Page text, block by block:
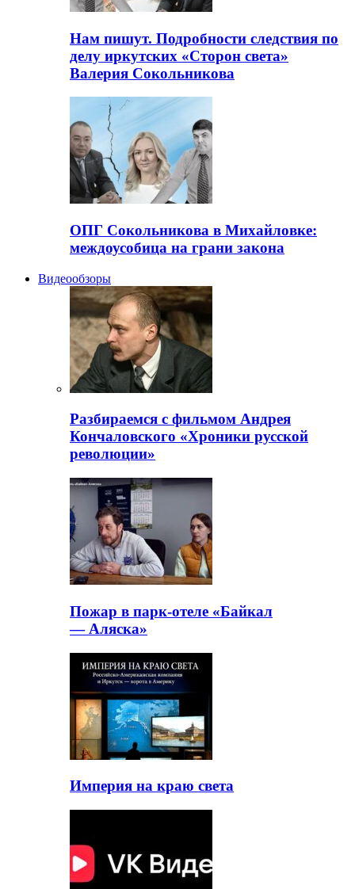
Нам пишут. Подробности следствия по
делу иркутских «Сторон света»
Валерия Сокольникова
ОПГ Сокольникова в Михайловке:
междоусобица на грани закона
Видеообзоры
Разбираемся с фильмом Андрея
Кончаловского «Хроники русской
революции»
Пожар в парк-отеле «Байкал
— Аляска»
Империя на краю света